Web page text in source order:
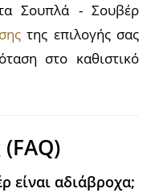
Σουπλά - Σουβέρ
της επιλογής σας
στο καθιστικό
είναι αδιάβροχα;